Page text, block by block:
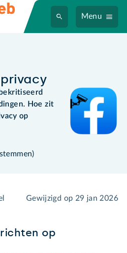
Menu
Hoe zit
op
stemmen)
Gewijzigd op 29 jan 2026
op